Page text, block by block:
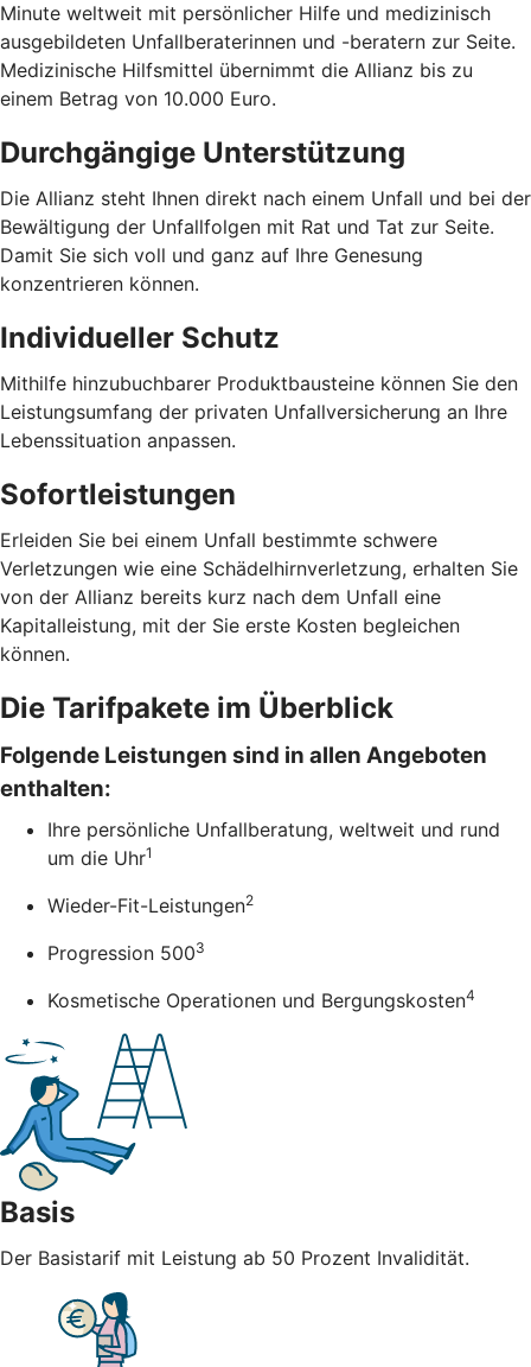
Minute weltweit mit persönlicher Hilfe und medizinisch
ausgebildeten Unfallberaterinnen und -beratern zur Seite.
Medizinische Hilfsmittel übernimmt die Allianz bis zu
einem Betrag von 10.000 Euro.
Durchgängige Unterstützung
Die Allianz steht Ihnen direkt nach einem Unfall und bei der
Bewältigung der Unfallfolgen mit Rat und Tat zur Seite.
Damit Sie sich voll und ganz auf Ihre Genesung
konzentrieren können.
Individueller Schutz
Mithilfe hinzubuchbarer Produktbausteine können Sie den
Leistungsumfang der privaten Unfallversicherung an Ihre
Lebenssituation anpassen.
Sofortleistungen
Erleiden Sie bei einem Unfall bestimmte schwere
Verletzungen wie eine Schädelhirnverletzung, erhalten Sie
von der Allianz bereits kurz nach dem Unfall eine
Kapitalleistung, mit der Sie erste Kosten begleichen
können.
Die Tarifpakete im Überblick
Folgende Leistungen sind in allen Angeboten
enthalten:
Ihre persönliche Unfallberatung, weltweit und rund
um die Uhr1
Wieder-Fit-Leistungen2
Progression 5003
Kosmetische Operationen und Bergungskosten4
Basis
Der Basistarif mit Leistung ab 50 Prozent Invalidität.